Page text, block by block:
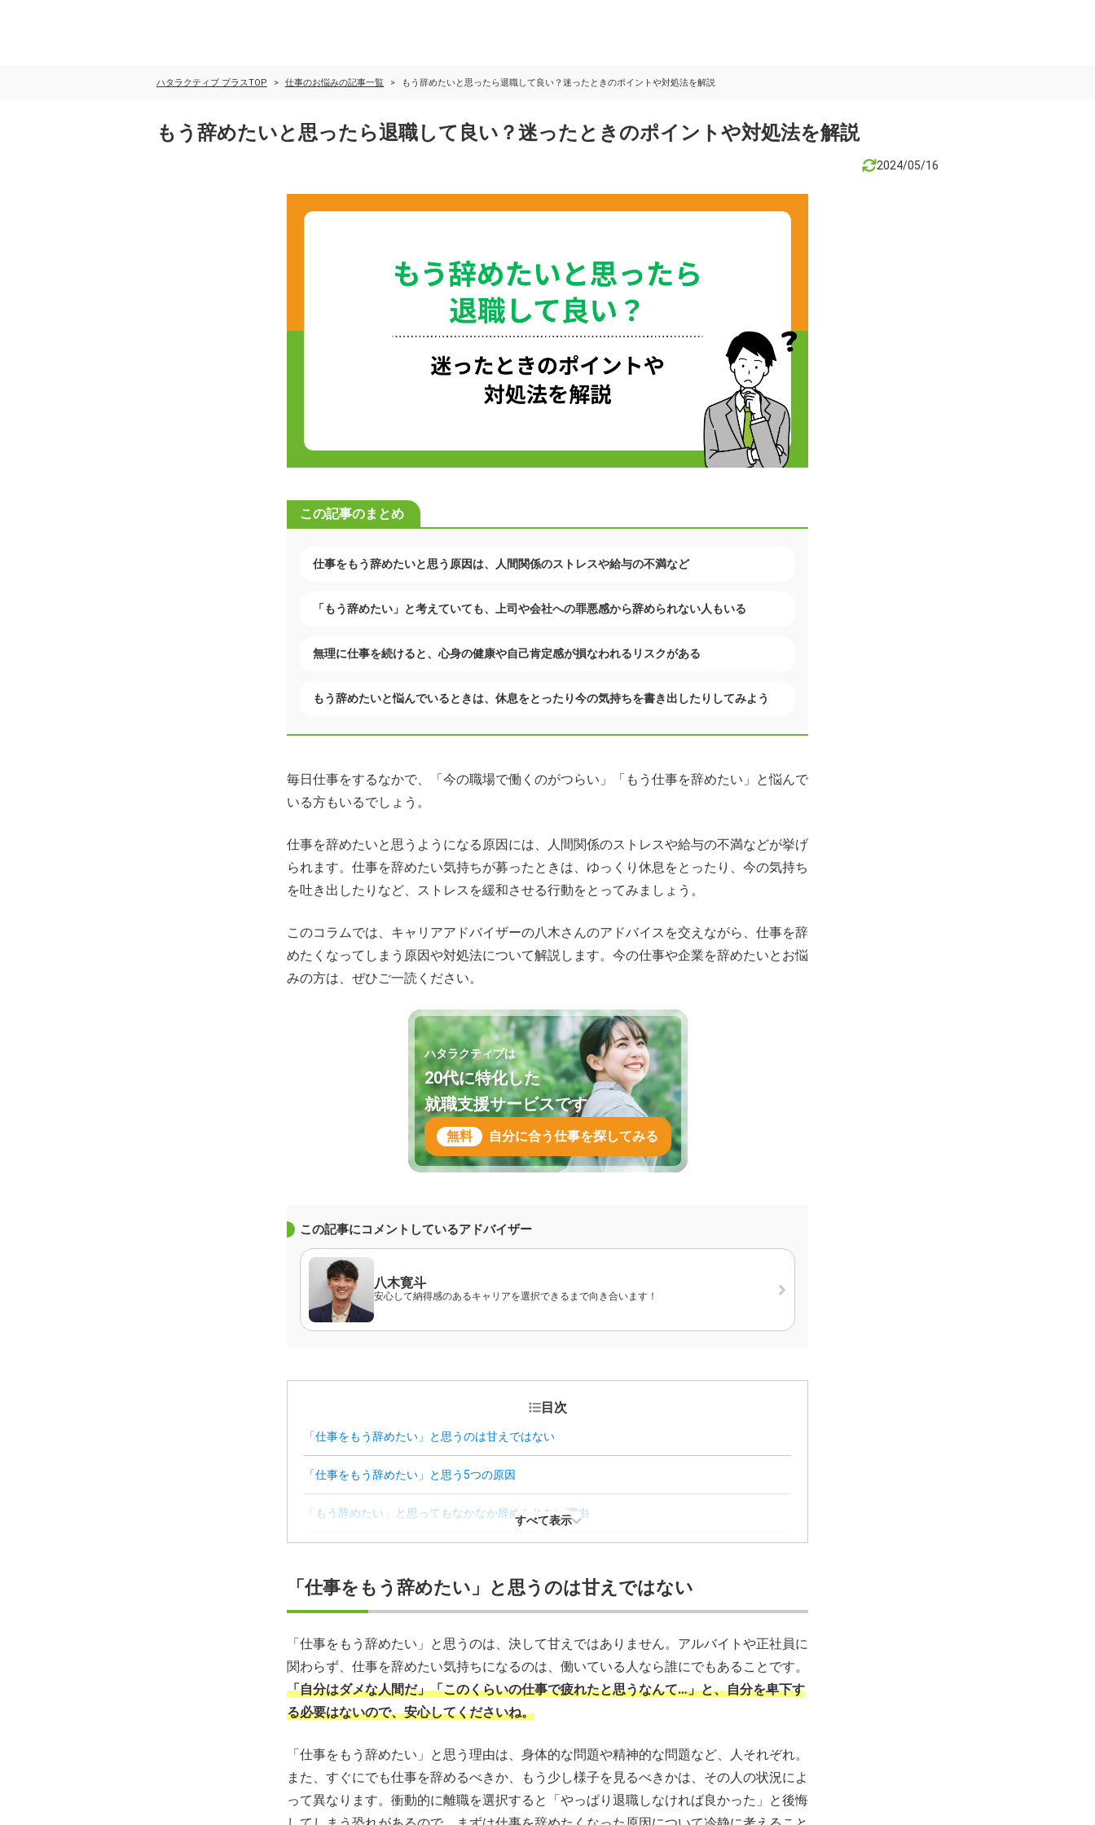
ハタラクティブ プラスTOP 仕事のお悩みの記事一覧 もう辞めたいと思ったら退職して良い？迷ったときのポイントや対処法を解説
もう辞めたいと思ったら退職して良い？迷ったときのポイントや対処法を解説
2024/05/16
この記事のまとめ
仕事をもう辞めたいと思う原因は、人間関係のストレスや給与の不満など
「もう辞めたい」と考えていても、上司や会社への罪悪感から辞められない人もいる
無理に仕事を続けると、心身の健康や自己肯定感が損なわれるリスクがある
もう辞めたいと悩んでいるときは、休息をとったり今の気持ちを書き出したりしてみよう
毎日仕事をするなかで、「今の職場で働くのがつらい」「もう仕事を辞めたい」と悩んで
いる方もいるでしょう。
仕事を辞めたいと思うようになる原因には、人間関係のストレスや給与の不満などが挙げ
られます。仕事を辞めたい気持ちが募ったときは、ゆっくり休息をとったり、今の気持ち
を吐き出したりなど、ストレスを緩和させる行動をとってみましょう。
このコラムでは、キャリアアドバイザーの八木さんのアドバイスを交えながら、仕事を辞
めたくなってしまう原因や対処法について解説します。今の仕事や企業を辞めたいとお悩
みの方は、ぜひご一読ください。
ハタラクティブは
20代に特化した
就職支援サービスです
無料 自分に合う仕事を探してみる
この記事にコメントしているアドバイザー
八木寛斗
安心して納得感のあるキャリアを選択できるまで向き合います！
目次
「仕事をもう辞めたい」と思うのは甘えではない
「仕事をもう辞めたい」と思う5つの原因
「もう辞めたい」と思ってもなかなか辞められない理由
「仕事をもう辞めたい」と思ったときの対処法
「仕事をもう辞めたい」と思ったときによくある質問
すべて表示
「仕事をもう辞めたい」と思うのは甘えではない
「仕事をもう辞めたい」と思うのは、決して甘えではありません。アルバイトや正社員に
関わらず、仕事を辞めたい気持ちになるのは、働いている人なら誰にでもあることです。
「自分はダメな人間だ」「このくらいの仕事で疲れたと思うなんて…」と、自分を卑下す
る必要はないので、安心してくださいね。
「仕事をもう辞めたい」と思う理由は、身体的な問題や精神的な問題など、人それぞれ。
また、すぐにでも仕事を辞めるべきか、もう少し様子を見るべきかは、その人の状況によ
って異なります。衝動的に離職を選択すると「やっぱり退職しなければ良かった」と後悔